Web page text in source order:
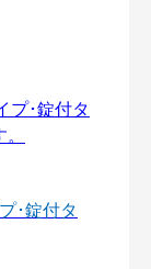
･錠付タ